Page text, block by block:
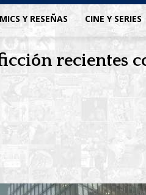
Y RESEÑAS CINE Y SERIES
recientes